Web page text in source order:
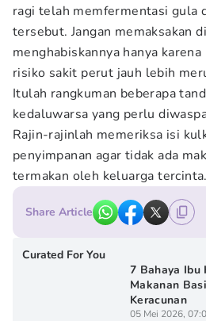
ragi telah memfermentasi gula
tersebut. Jangan memaksakan
menghabiskannya hanya
risiko sakit perut jauh lebih
Itulah rangkuman beberapa
kedaluwarsa yang perlu
Rajin-rajinlah memeriksa isi
penyimpanan agar tidak ada
termakan oleh keluarga tercinta.
Share Article
Curated For You
7 Bahaya Ibu
Makanan
Keracunan
05 Mei 2026,